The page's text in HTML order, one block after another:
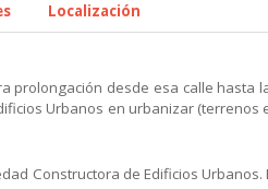
Localización
prolongación desde esa calle hasta
Urbanos en urbanizar (terrenos
Constructora de Edificios